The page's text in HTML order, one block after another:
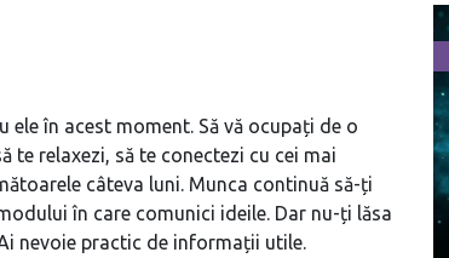
ele în acest moment. Să vă ocupați de o
te relaxezi, să te conectezi cu cei mai
câteva luni. Munca continuă să-ți
în care comunici ideile. Dar nu-ți lăsa
nevoie practic de informații utile.